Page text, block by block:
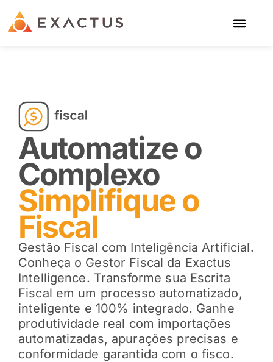
Automatize o
Complexo
Simplifique o
Fiscal
Gestão Fiscal com Inteligência Artificial.
Conheça o Gestor Fiscal da Exactus
Intelligence. Transforme sua Escrita
Fiscal em um processo automatizado,
inteligente e 100% integrado. Ganhe
produtividade real com importações
automatizadas, apurações precisas e
conformidade garantida com o fisco.